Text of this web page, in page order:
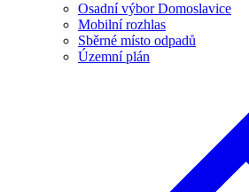
Osadní výbor Domoslavice
Mobilní rozhlas
Sběrné místo odpadů
Územní plán